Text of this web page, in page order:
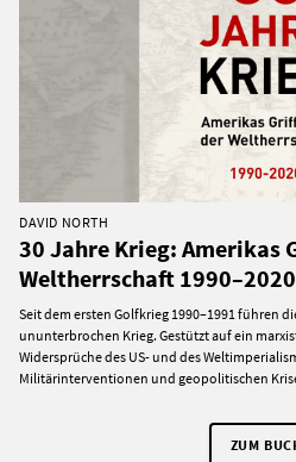
DAVID NORTH
30 Jahre Krieg: Amerikas
Weltherrschaft 1990–2020
Seit dem ersten Golfkrieg 1990–1991 führen
ununterbrochen Krieg. Gestützt auf ein
Widersprüche des US- und des
Militärinterventionen und geopolitischen
ZUM